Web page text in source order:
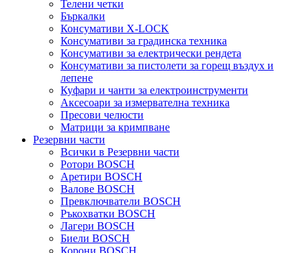
Телени четки
Бъркалки
Консумативи X-LOCK
Консумативи за градинска техника
Консумативи за електрически рендета
Консумативи за пистолети за горещ въздух и
лепене
Куфари и чанти за електроинструменти
Аксесоари за измервателна техника
Пресови челюсти
Матрици за кримпване
Резервни части
Всички в Резервни части
Ротори BOSCH
Аретири BOSCH
Валове BOSCH
Превключватели BOSCH
Ръкохватки BOSCH
Лагери BOSCH
Биели BOSCH
Корони BOSCH